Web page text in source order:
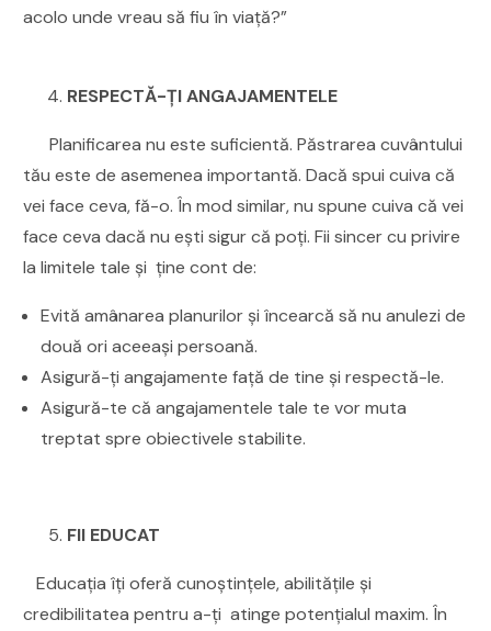
acolo unde vreau să fiu în viață?”
RESPECTĂ-ȚI ANGAJAMENTELE
Planificarea nu este suficientă. Păstrarea cuvântului
tău este de asemenea importantă. Dacă spui cuiva că
vei face ceva, fă-o. În mod similar, nu spune cuiva că vei
face ceva dacă nu ești sigur că poți. Fii sincer cu privire
la limitele tale și ține cont de:
Evită amânarea planurilor și încearcă să nu anulezi de
două ori aceeași persoană.
Asigură-ți angajamente față de tine și respectă-le.
Asigură-te că angajamentele tale te vor muta
treptat spre obiectivele stabilite.
FII EDUCAT
Educația îți oferă cunoștințele, abilitățile și
credibilitatea pentru a-ți atinge potențialul maxim. În